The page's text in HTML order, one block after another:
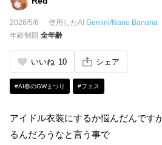
2026/5/6 使用したAI Gemini/Nano Banana
年齢制限 全年齢
いいね 10 シェア
#AI春のGWまつり #フェス
アイドル衣装にするか悩んだんです
るんだろうなと言う事で